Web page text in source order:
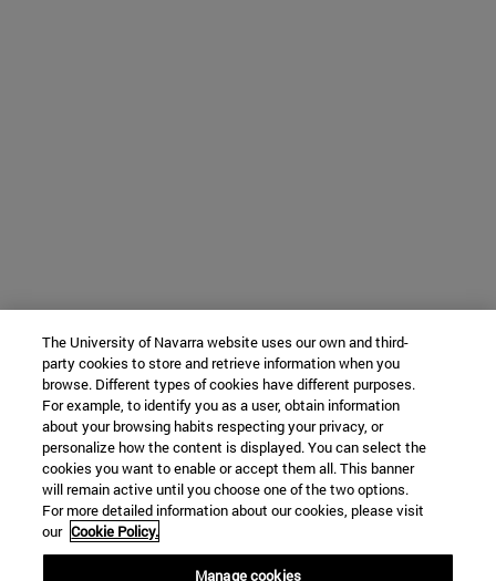
The University of Navarra website uses our own and third-
party cookies to store and retrieve information when you
browse. Different types of cookies have different purposes.
For example, to identify you as a user, obtain information
about your browsing habits respecting your privacy, or
personalize how the content is displayed. You can select the
cookies you want to enable or accept them all. This banner
will remain active until you choose one of the two options.
For more detailed information about our cookies, please visit
our Cookie Policy.
Manage cookies